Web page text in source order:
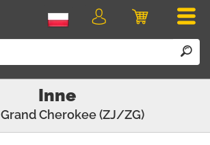
Koszyk
Logowanie
Inne
Grand Cherokee (ZJ/ZG)